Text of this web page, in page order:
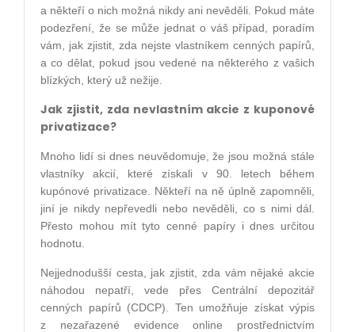
a někteří o nich možná nikdy ani nevěděli. Pokud máte
podezření, že se může jednat o váš případ, poradím
vám, jak zjistit, zda nejste vlastníkem cenných papírů,
a co dělat, pokud jsou vedené na některého z vašich
blízkých, který už nežije.
Jak zjistit, zda nevlastním akcie z kuponové
privatizace?
Mnoho lidí si dnes neuvědomuje, že jsou možná stále
vlastníky akcií, které získali v 90. letech během
kupónové privatizace. Někteří na ně úplně zapomněli,
jiní je nikdy nepřevedli nebo nevěděli, co s nimi dál.
Přesto mohou mít tyto cenné papíry i dnes určitou
hodnotu.
Nejjednodušší cesta, jak zjistit, zda vám nějaké akcie
náhodou nepatří, vede přes Centrální depozitář
cenných papírů (CDCP). Ten umožňuje získat výpis
z nezařazené evidence online prostřednictvím